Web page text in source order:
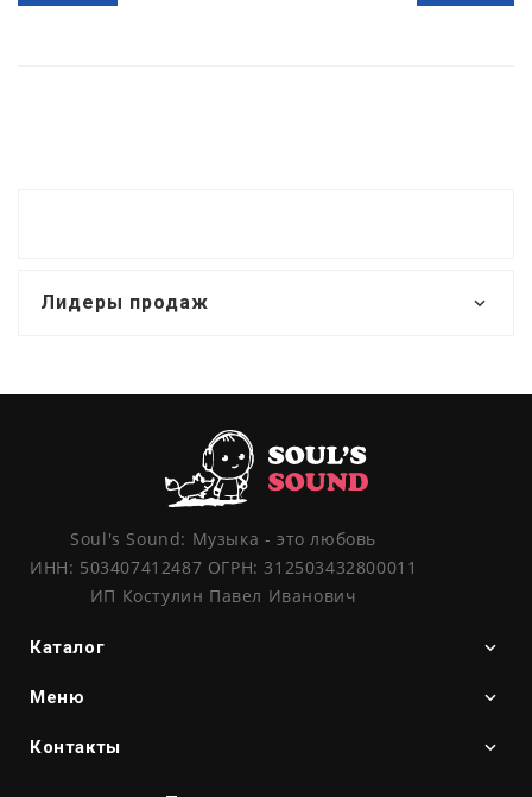
Лидеры продаж
Soul's Sound: Музыка - это любовь
ИНН: 503407412487 ОГРН: 312503432800011
ИП Костулин Павел Иванович
Каталог
Меню
Контакты